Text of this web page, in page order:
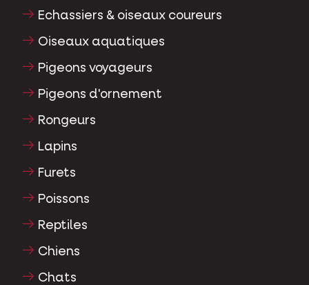
Echassiers & oiseaux coureurs
Oiseaux aquatiques
Pigeons voyageurs
Pigeons d'ornement
Rongeurs
Lapins
Furets
Poissons
Reptiles
Chiens
Chats